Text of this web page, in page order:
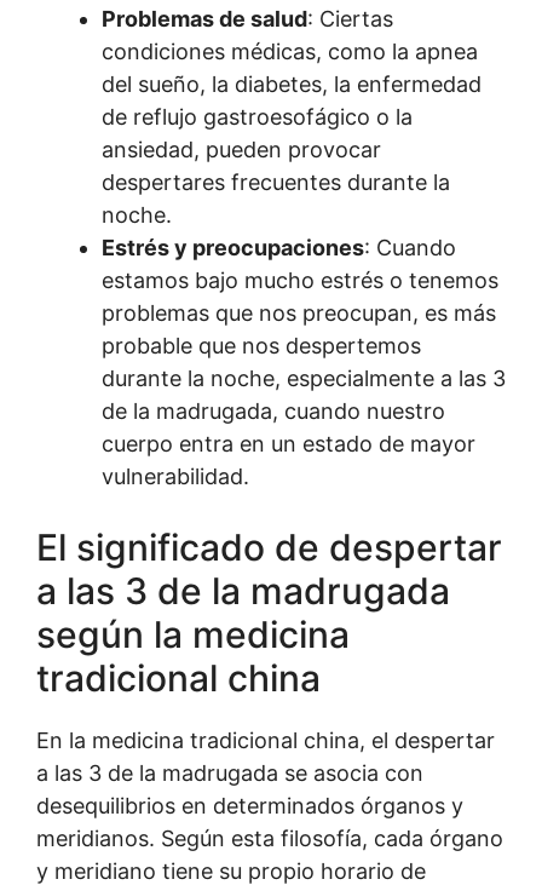
Problemas de salud: Ciertas
condiciones médicas, como la apnea
del sueño, la diabetes, la enfermedad
de reflujo gastroesofágico o la
ansiedad, pueden provocar
despertares frecuentes durante la
noche.
Estrés y preocupaciones: Cuando
estamos bajo mucho estrés o tenemos
problemas que nos preocupan, es más
probable que nos despertemos
durante la noche, especialmente a las 3
de la madrugada, cuando nuestro
cuerpo entra en un estado de mayor
vulnerabilidad.
El significado de despertar
a las 3 de la madrugada
según la medicina
tradicional china
En la medicina tradicional china, el despertar
a las 3 de la madrugada se asocia con
desequilibrios en determinados órganos y
meridianos. Según esta filosofía, cada órgano
y meridiano tiene su propio horario de